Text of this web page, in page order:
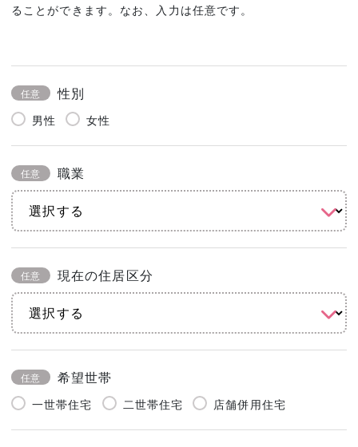
ることができます。なお、入力は任意です。
任意 性別
男性 女性
任意 職業
任意 現在の住居区分
任意 希望世帯
一世帯住宅 二世帯住宅 店舗併用住宅